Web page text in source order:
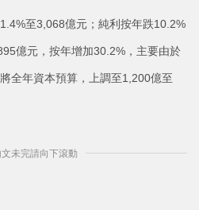
至3,068億元；純利按年跌10.2%
億元，按年增加30.2%，主要由於
全年資本預算，上調至1,200億至
文未完請向下滾動